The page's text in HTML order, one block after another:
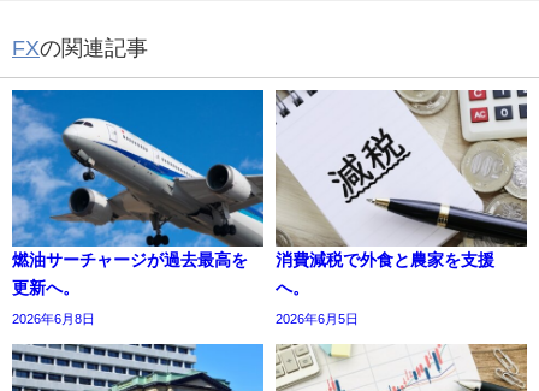
FXの関連記事
燃油サーチャージが過去最高を
更新へ。
2026年6月8日
消費減税で外食と農家を支援
へ。
2026年6月5日